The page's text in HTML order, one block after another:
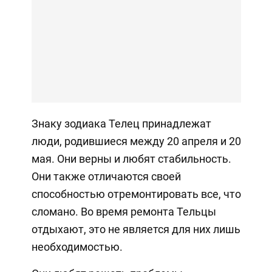
Знаку зодиака Телец принадлежат
люди, родившиеся между 20 апреля и 20
мая. Они верны и любят стабильность.
Они также отличаются своей
способностью отремонтировать все, что
сломано. Во время ремонта Тельцы
отдыхают, это не является для них лишь
необходимостью.